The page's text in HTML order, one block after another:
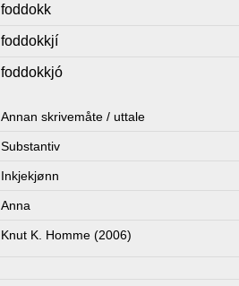
foddokk
foddokkjí
foddokkjó
Annan skrivemåte / uttale
Substantiv
Inkjekjønn
Anna
Knut K. Homme (2006)